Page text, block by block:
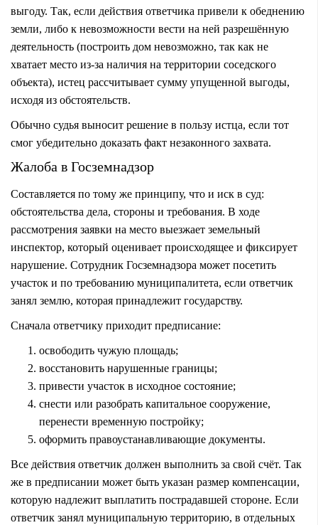
выгоду. Так, если действия ответчика привели к обеднению
земли, либо к невозможности вести на ней разрешённую
деятельность (построить дом невозможно, так как не
хватает место из-за наличия на территории соседского
объекта), истец рассчитывает сумму упущенной выгоды,
исходя из обстоятельств.
Обычно судья выносит решение в пользу истца, если тот
смог убедительно доказать факт незаконного захвата.
Жалоба в Госземнадзор
Составляется по тому же принципу, что и иск в суд:
обстоятельства дела, стороны и требования. В ходе
рассмотрения заявки на место выезжает земельный
инспектор, который оценивает происходящее и фиксирует
нарушение. Сотрудник Госземнадзора может посетить
участок и по требованию муниципалитета, если ответчик
занял землю, которая принадлежит государству.
Сначала ответчику приходит предписание:
освободить чужую площадь;
восстановить нарушенные границы;
привести участок в исходное состояние;
снести или разобрать капитальное сооружение,
перенести временную постройку;
оформить правоустанавливающие документы.
Все действия ответчик должен выполнить за свой счёт. Так
же в предписании может быть указан размер компенсации,
которую надлежит выплатить пострадавшей стороне. Если
ответчик занял муниципальную территорию, в отдельных